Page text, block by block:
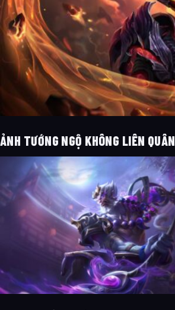
ẢNH TƯỚNG NGỘ KHÔNG LIÊN QUÂN